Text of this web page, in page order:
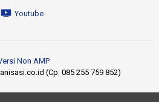
Youtube
Non AMP
(Cp: 085 255 759 852)